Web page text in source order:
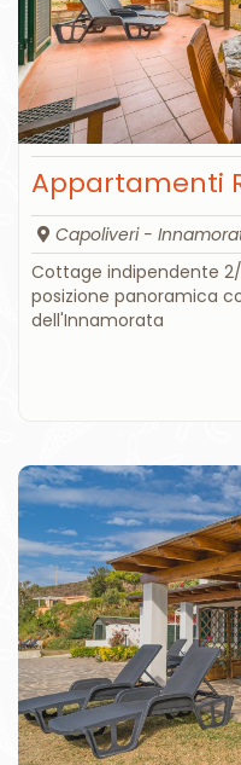
Appartamenti
Capoliveri -
Cottage indipendente
posizione panoramica
dell'Innamorata